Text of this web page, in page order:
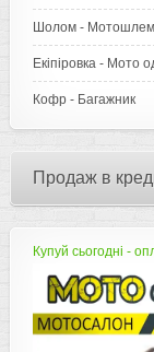
Шолом - Мотошлем
Екіпіровка - Мото
Кофр - Багажник
Продаж в
Купуй сьогодні -